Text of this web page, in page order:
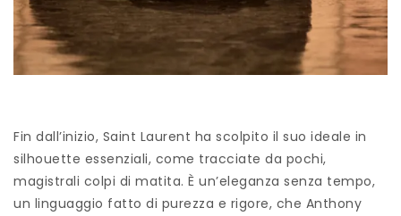
Fin dall’inizio, Saint Laurent ha scolpito il suo ideale in
silhouette essenziali, come tracciate da pochi,
magistrali colpi di matita. È un’eleganza senza tempo,
un linguaggio fatto di purezza e rigore, che Anthony